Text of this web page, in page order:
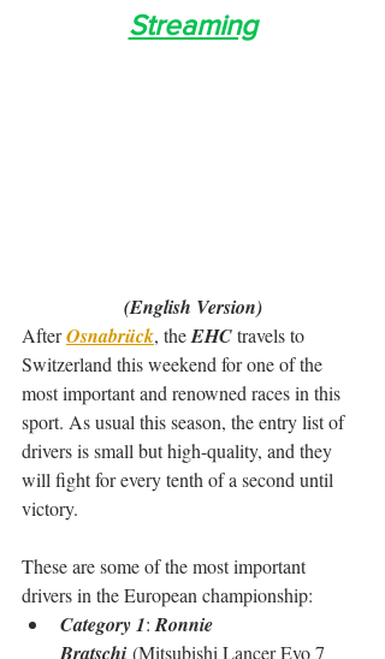
Streaming
(English Version)
After Osnabrück, the EHC travels to
Switzerland this weekend for one of the
most important and renowned races in this
sport. As usual this season, the entry list of
drivers is small but high-quality, and they
will fight for every tenth of a second until
victory.
These are some of the most important
drivers in the European championship:
Category 1: Ronnie
Bratschi (Mitsubishi Lancer Evo 7